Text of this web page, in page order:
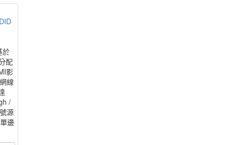
於
配
影
線
/
源
邊